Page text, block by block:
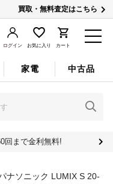
買取・無料査定はこちら
ログイン お気に入り カート
家電 中古品
回まで金利無料!
ナソニック LUMIX S 20-